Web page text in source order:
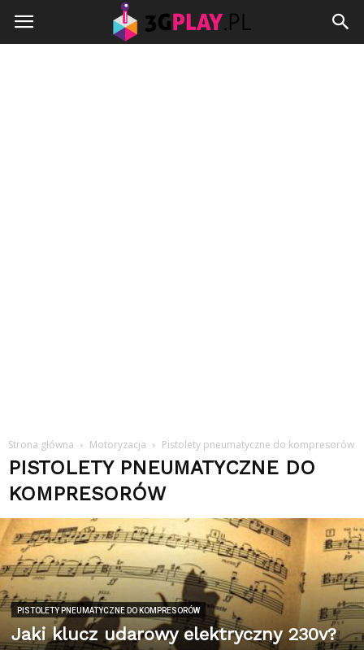
3gplay.pl
Strona główna Motoryzacja Pistolety pneumatyczne do kompresorów
PISTOLETY PNEUMATYCZNE DO
KOMPRESORÓW
PISTOLETY PNEUMATYCZNE DO KOMPRESORÓW
Jaki klucz udarowy elektryczny 230v?